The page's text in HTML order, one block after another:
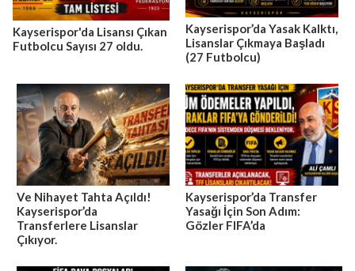
Kayserispor'da Lisansı Çıkan
Futbolcu Sayısı 27 oldu.
Kayserispor’da Yasak Kalktı,
Lisanslar Çıkmaya Başladı
(27 Futbolcu)
Ve Nihayet Tahta Açıldı!
Kayserispor’da
Transferlere Lisanslar
Çıkıyor.
Kayserispor’da Transfer
Yasağı İçin Son Adım:
Gözler FIFA’da